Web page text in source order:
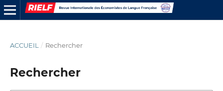
ACCUEIL / Rechercher
Rechercher